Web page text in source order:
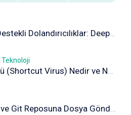
Yapay Zeka Destekli Dolandırıcılıklar: Deepfake, Ses Klonlama ve Sahte İçeriklere Karşı Korunma Rehberi
Teknoloji
Kısayol Virüsü (Shortcut Virus) Nedir ve Nasıl Temizlenir? Kapsamlı Rehber
Git Kullanımı ve Git Reposuna Dosya Gönderimi (Adım Adım Rehber)